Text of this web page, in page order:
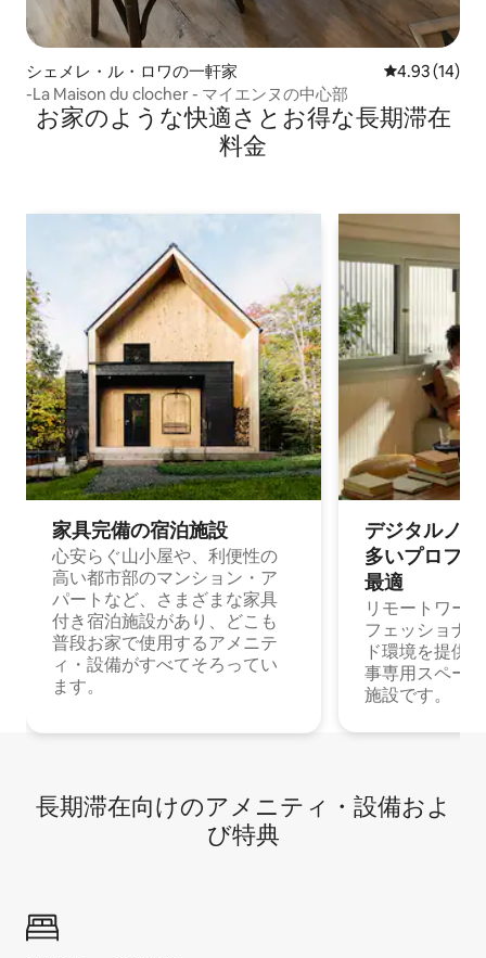
シェメレ・ル・ロワの一軒家 レビュー14
4.93 (14)
-La Maison du clocher - マイエンヌの中心部
お家のような快⁠適⁠さ⁠とお⁠得⁠な長⁠期⁠滞⁠在
料⁠金
家具完備の宿⁠泊⁠施⁠設
心安らぐ山小屋や、利便性の
高い都市部のマンション・ア
パートなど、さまざまな家具
付き宿泊施設があり、どこも
普段お家で使用するアメニテ
ィ・設備がすべてそろってい
ます。
デジタルノ
多⁠いプ⁠ロ⁠フ⁠
最⁠適
リモートワー
フェッショナ
ド環境を提供
事専用スペー
施設です。
長期滞在向け⁠のア⁠メ⁠ニ⁠テ⁠ィ⁠・設⁠備⁠およ
び特⁠典